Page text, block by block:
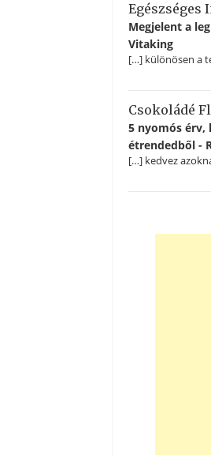
Egészséges
Megjelent a
Vitaking
[…] különösen a
Csokoládé
5 nyomós érv,
étrendedből -
[…] kedvez